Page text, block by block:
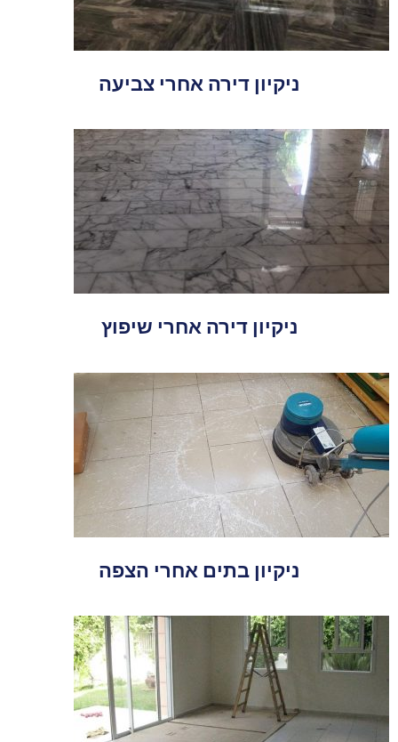
ניקיון דירה אחרי צביעה
ניקיון דירה אחרי שיפוץ
ניקיון בתים אחרי הצפה